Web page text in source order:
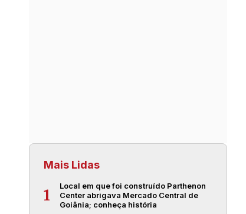
Mais Lidas
1
Local em que foi construído Parthenon
Center abrigava Mercado Central de
Goiânia; conheça história